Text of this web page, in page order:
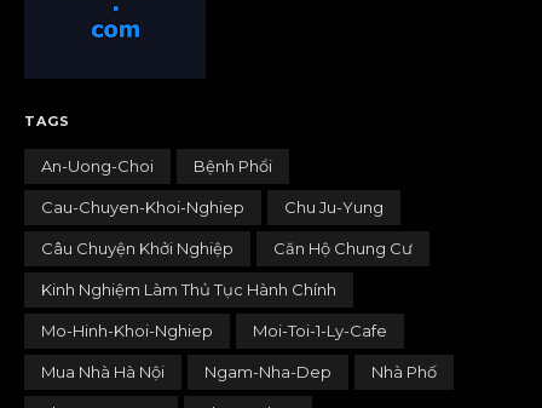
TAGS
An-Uong-Choi Bệnh Phổi
Cau-Chuyen-Khoi-Nghiep Chu Ju-Yung
Câu Chuyện Khởi Nghiệp Căn Hộ Chung Cư
Kinh Nghiệm Làm Thủ Tục Hành Chính
Mo-Hinh-Khoi-Nghiep Moi-Toi-1-Ly-Cafe
Mua Nhà Hà Nội Ngam-Nha-Dep Nhà Phố